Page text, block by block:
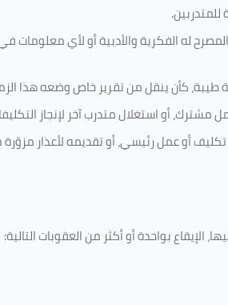
للمتدربين.
المصرح له الفكرية والأدبية أو لأي
كأن ينقل من تقرير خاص وضعه هذا
أو استغلال متدرب آخر لإنجاز
أو عمل رئيسي، أو تقديمه لأعذار
الإيقاع بواحدة أو أكثر من العقوبات التالية: